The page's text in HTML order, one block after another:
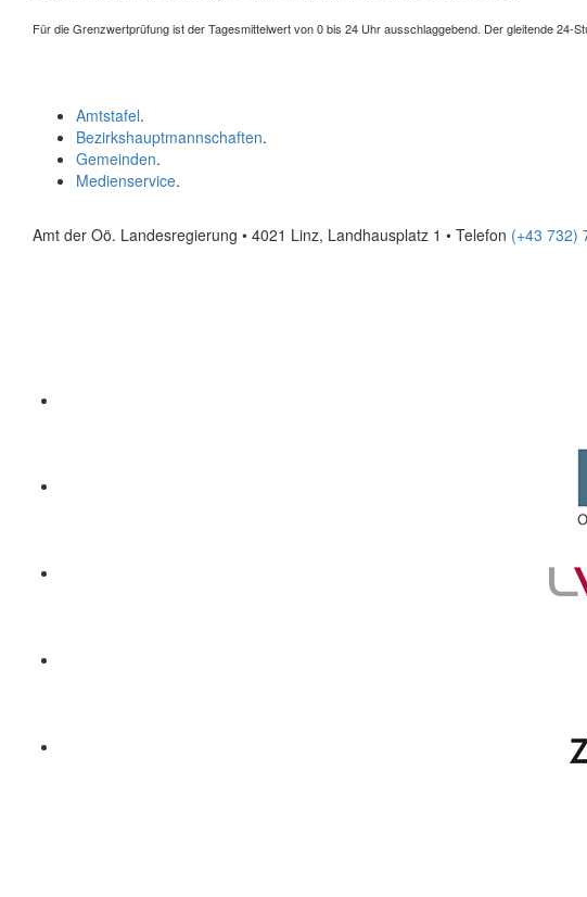
Für die Grenzwertprüfung ist der Tagesmittelwert von 0 bis 24 Uhr ausschlaggebend. Der gleitende 24-
Amtstafel.
Bezirkshauptmannschaften.
Gemeinden.
Medienservice.
Amt der Oö. Landesregierung • 4021 Linz, Landhausplatz 1 • Telefon (+43 732)